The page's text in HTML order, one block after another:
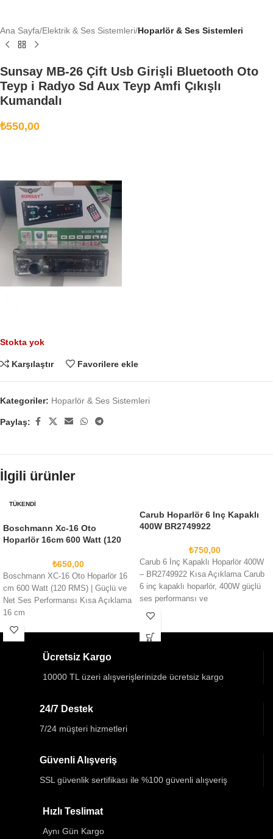
Ana Sayfa Elektrik & Ses Sistemleri Hoparlör & Ses Sistemleri
Sunsay MB-26 Çift Usb Girişli Bluetooth Oto
Teyp i Radyo Sd Aux Teyp Amfi Çıkışlı
Kumandalı
₺550,00
Stokta yok
Karşılaştır Favorilere ekle
Kategoriler: Hoparlör & Ses Sistemleri
Paylaş:
İlgili ürünler
TÜKENDI
Boschmann Xc-16 Oto
Hoparlör 16cm 600 Watt (120
₺650,00
Boschmann XC-16 Oto Hoparlör 16
cm 600 Watt (120 RMS) | Güçlü ve
Net Ses Performansı Kısa Açıklama
16 cm
Carub Hoparlör 6 Inç Kapaklı
400W BR2749922
₺750,00
Carub 6 İnç Kapaklı Hoparlör 400W
– BR2749922 Kısa Açıklama Carub
6 inç kapaklı hoparlör, 400W güçlü
ses performansı ve
Ücretsiz Kargo
10000 TL üzeri alışverişlerinizde ücretsiz kargo
24/7 Destek
7/24 müşteri hizmetleri
Güvenli Alışveriş
SSL güvenlik sertifikası ile %100 güvenli alışveriş
Hızlı Teslimat
Aynı Gün Kargo